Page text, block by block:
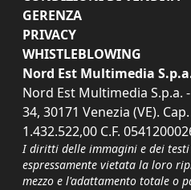
GERENZA
PRIVACY
WHISTLEBLOWING
Nord Est Multimedia
Nord Est Multimedia S.p.a.
34, 30171 Venezia (VE).
1.432.522,00 C.F.
I diritti delle immagini e dei testi
espressamente vietata la loro
mezzo e l'adattamento totale o